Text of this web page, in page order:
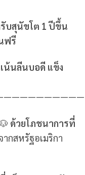
รับสุนัขโต 1 ปีขึ้น
ฟรี
น้นลีนบอดี แข็ง
ด้วยโภชนาการที่
ากสหรัฐอเมริกา